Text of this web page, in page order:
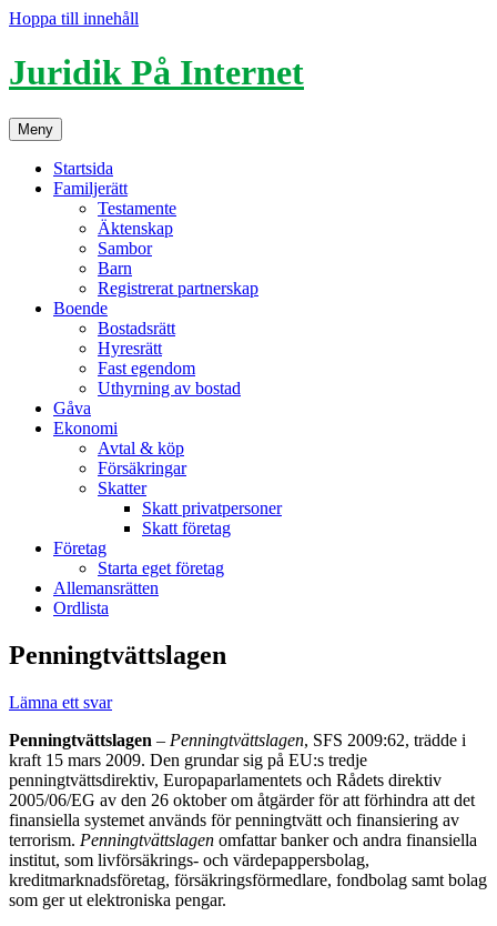
Hoppa till innehåll
Juridik På Internet
Meny
Startsida
Familjerätt
Testamente
Äktenskap
Sambor
Barn
Registrerat partnerskap
Boende
Bostadsrätt
Hyresrätt
Fast egendom
Uthyrning av bostad
Gåva
Ekonomi
Avtal & köp
Försäkringar
Skatter
Skatt privatpersoner
Skatt företag
Företag
Starta eget företag
Allemansrätten
Ordlista
Penningtvättslagen
Lämna ett svar
Penningtvättslagen – Penningtvättslagen, SFS 2009:62, trädde i
kraft 15 mars 2009. Den grundar sig på EU:s tredje
penningtvättsdirektiv, Europaparlamentets och Rådets direktiv
2005/06/EG av den 26 oktober om åtgärder för att förhindra att det
finansiella systemet används för penningtvätt och finansiering av
terrorism. Penningtvättslagen omfattar banker och andra finansiella
institut, som livförsäkrings- och värdepappersbolag,
kreditmarknadsföretag, försäkringsförmedlare, fondbolag samt bolag
som ger ut elektroniska pengar.